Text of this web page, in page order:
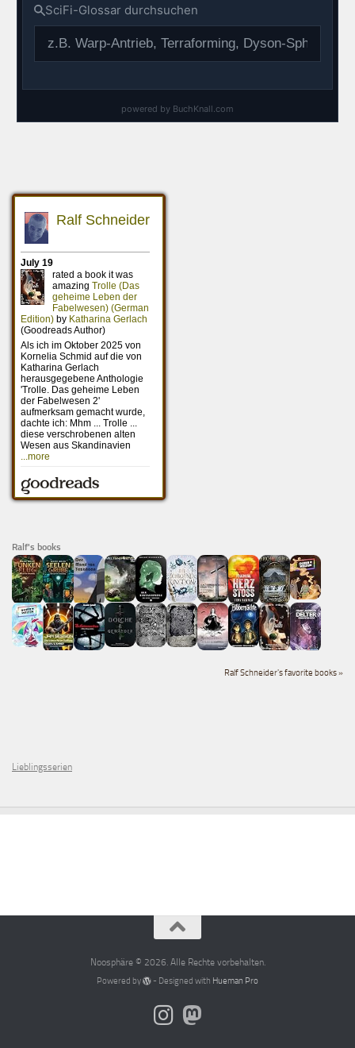
Ralf's books
Ralf Schneider's favorite books »
Lieblingsserien
Noosphäre © 2026. Alle Rechte vorbehalten.
Powered by - Designed with Hueman Pro